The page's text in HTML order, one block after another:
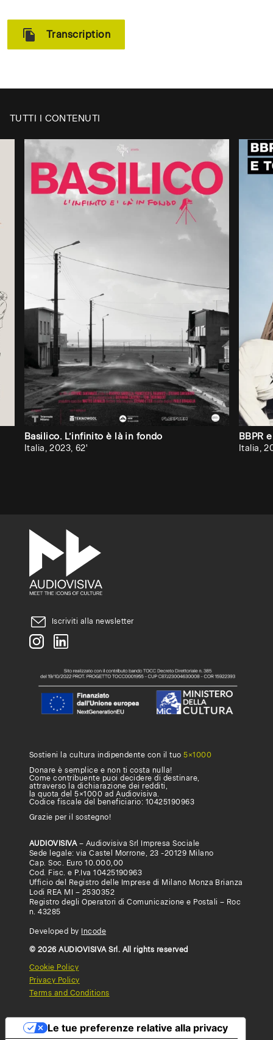
Transcription
TUTTI I CONTENUTI
Basilico. L’infinito è là in fondo
Italia, 2023, 62'
BBPR
Italia,
Iscriviti alla newsletter
Sostieni la cultura indipendente con il tuo5×1000
Donare è semplice e non ti costa nulla!
Come contribuente puoi decidere di destinare,
attraverso la dichiarazione dei redditi,
la quota del 5×1000 ad Audiovisiva.
Codice fiscale del beneficiario: 10425190963
Grazie per il sostegno!
AUDIOVISIVA– Audiovisiva Srl Impresa Sociale
Sede legale: via Castel Morrone, 23 -20129 Milano
Cap. Soc. Euro 10.000,00
Cod. Fisc. e P.Iva 10425190963
Ufficio del Registro delle Imprese di Milano Monza Brianza
Lodi REA MI – 2530352
Registro degli Operatori di Comunicazione e Postali – Roc
n. 43285
Developed by Incode
© 2026 AUDIOVISIVA Srl. All rights reserved
Cookie Policy
Privacy Policy
Terms and Conditions
✕
Digita il nome della tua
università, accademia o
scuola superiore per verificare
abbonamento
Cerca
università
Search
university
Università degli Studi di Milano
Politecnico di Milano 2026
Nessun
risultato?
Se
vuoi
che
Audiovisiva
università,
accademia
o
scuola
ad
attivare
abbonamento,
compila
form.
Le tue preferenze relative alla privacy